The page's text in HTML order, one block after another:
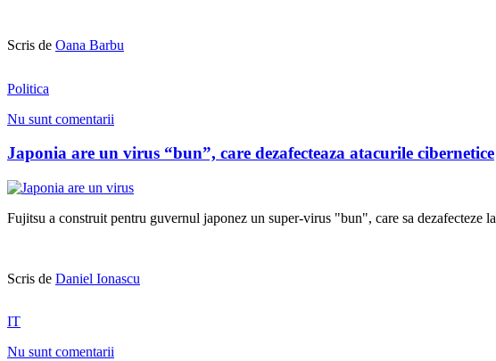
Scris de Oana Barbu
Politica
Nu sunt comentarii
Japonia are un virus “bun”, care dezafecteaza atacurile cibernetice
Fujitsu a construit pentru guvernul japonez un super-virus "bun", care sa dezafecteze
Scris de Daniel Ionascu
IT
Nu sunt comentarii